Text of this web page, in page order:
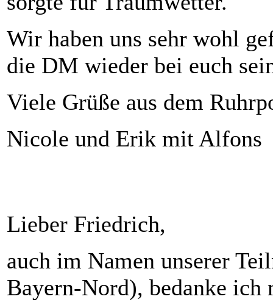
Wir haben uns sehr wohl
die DM wieder bei euch
Viele Grüße aus dem
Nicole und Erik mit Alfons
Lieber Friedrich,
auch im Namen unserer
Bayern-Nord), bedanke